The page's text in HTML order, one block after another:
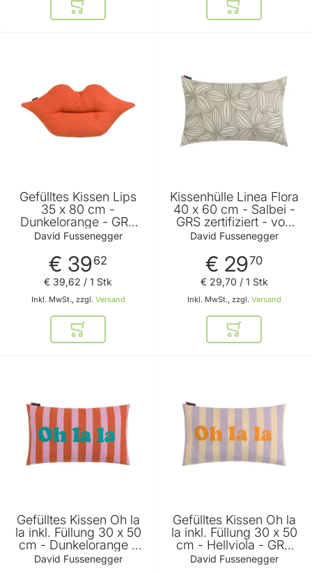
In den Warenkorb In den
Gefülltes Kissen Lips
35 x 80 cm -
Dunkelorange - GRS
zertifiziert - von David
David Fussenegger
€ 3962
Inkl. MwSt., zzgl. Versand
€ 39,62 / 1 Stk
In den Warenkorb
Kissenhülle Linea Flora
40 x 60 cm - Salbei -
GRS zertifiziert - von
David Fussenegger
David Fussenegger
€ 2970
Inkl. MwSt., zzgl. Versand
€ 29,70 / 1 Stk
In den
Gefülltes Kissen Oh la
la inkl. Füllung 30 x 50
cm - Dunkelorange -
GRS zertifiziert - von
David Fussenegger
Gefülltes Kissen Oh la
la inkl. Füllung 30 x 50
cm - Hellviola - GRS
zertifiziert - von David
David Fussenegger